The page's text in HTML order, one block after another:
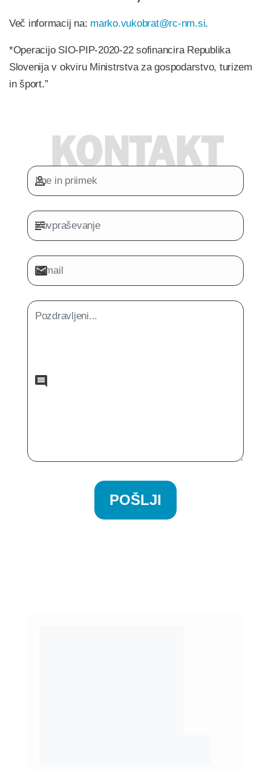
Več informacij na: marko.vukobrat@rc-nm.si.
*Operacijo SIO-PIP-2020-22 sofinancira Republika
Slovenija v okviru Ministrstva za gospodarstvo, turizem
in šport.”
KONTAKT